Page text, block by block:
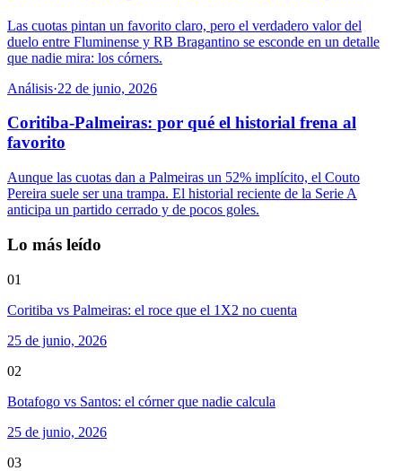
Las cuotas pintan un favorito claro, pero el verdadero valor del
duelo entre Fluminense y RB Bragantino se esconde en un detalle
que nadie mira: los córners.
Análisis·22 de junio, 2026
Coritiba-Palmeiras: por qué el historial frena al
favorito
Aunque las cuotas dan a Palmeiras un 52% implícito, el Couto
Pereira suele ser una trampa. El historial reciente de la Serie A
anticipa un partido cerrado y de pocos goles.
Lo más leído
01
Coritiba vs Palmeiras: el roce que el 1X2 no cuenta
25 de junio, 2026
02
Botafogo vs Santos: el córner que nadie calcula
25 de junio, 2026
03